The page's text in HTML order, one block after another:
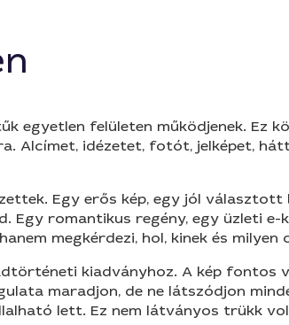
egyetlen felületen működjenek. Ez
Alcímet, idézetet, fotót, jelképet,
Egy erős kép, egy jól választott
romantikus regény, egy üzleti e-
megkérdezi, hol, kinek és milyen
kiadványhoz. A kép fontos
maradjon, de ne látszódjon
lett. Ez nem látványos trükk